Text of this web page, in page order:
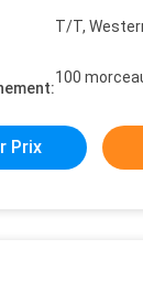
T/T,
100
Prix